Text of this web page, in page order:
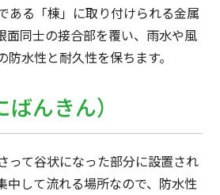
ある「棟」に取り付けられる金属
面同士の接合部を覆い、雨水や風
水性と耐久性を保ちます。
んきん）
って谷状になった部分に設置され
中して流れる場所なので、防水性